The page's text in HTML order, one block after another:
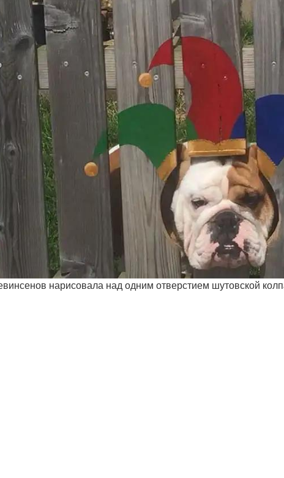
нарисовала над одним отверстием шутовской